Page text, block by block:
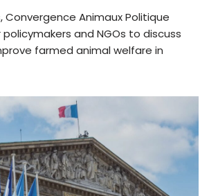
Convergence Animaux Politique
and NGOs to discuss
farmed animal welfare in